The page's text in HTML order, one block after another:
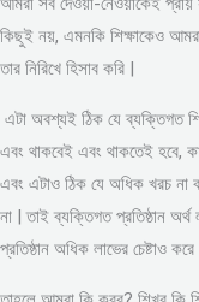
কিছুই নয়, এমনকি শিক্ষাকেও
তার নিরিখে হিসাব করি |
এটা অবশ্যই ঠিক যে ব্যক্তিগত
এবং থাকবেই এবং থাকতেই হবে,
এবং এটাও ঠিক যে অধিক খরচ না
না | তাই ব্যক্তিগত প্রতিষ্ঠান
প্রতিষ্ঠান অধিক লাভের চেষ্টাও